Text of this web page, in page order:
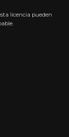
licencia pueden